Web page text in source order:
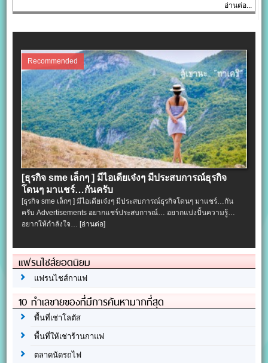
อ่านต่อ...
Recommended
[ธุรกิจ sme เล็กๆ ] มีไอเดียเจ๋งๆ มีประสบการณ์ธุรกิจ
โดนๆ มาแชร์…กันครับ
[ธุรกิจ sme เล็กๆ ] มีไอเดียเจ๋งๆ มีประสบการณ์ธุรกิจโดนๆ มาแชร์…กัน
ครับ Advertisements อยากแชร์ประสบการณ์… อยากแบ่งปั้นความรู้…
อยากให้กำลังใจ…[อ่านต่อ]
แฟรนไชส์ยอดนิยม
แฟรนไชส์กาแฟ
10 ทำเลขายของที่มีการค้นหามากที่สุด
พื้นที่เช่าโลตัส
พื้นที่ให้เช่าร้านกาแฟ
ตลาดนัดรถไฟ